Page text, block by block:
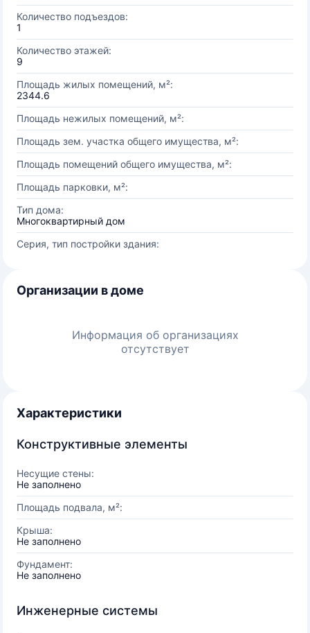
Количество подъездов:
1
Количество этажей:
9
Площадь жилых помещений, м²:
2344.6
Площадь нежилых помещений, м²:
Площадь зем. участка общего имущества, м²:
Площадь помещений общего имущества, м²:
Площадь парковки, м²:
Тип дома:
Многоквартирный дом
Серия, тип постройки здания:
Организации в доме
Информация об организациях
отсутствует
Характеристики
Конструктивные элементы
Несущие стены:
Не заполнено
Площадь подвала, м²:
Крыша:
Не заполнено
Фундамент:
Не заполнено
Инженерные системы